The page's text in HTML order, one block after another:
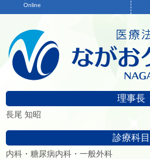
Online
理事長
長尾 知昭
診療科目
内科・糖尿病内科・一般外科